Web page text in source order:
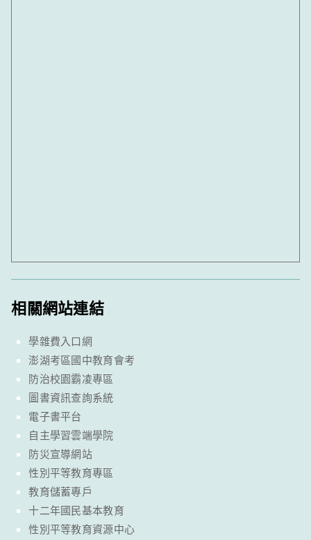
相關網站連結
學雜費入口網
澎湖考區國中教育會考
防治校園霸凌專區
圖書資訊查詢系統
電子書平台
自主學習雲端學院
防災宣導網站
性別平等教育專區
教育儲蓄專戶
十二年國民基本教育
性別平等教育資源中心